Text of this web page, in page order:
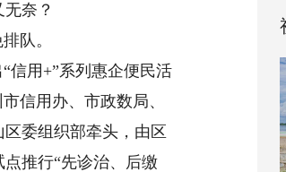
奈？
队。
用+”系列惠企便民活
信用办、市政数局、
委组织部牵头，由区
推行“先诊治、后缴